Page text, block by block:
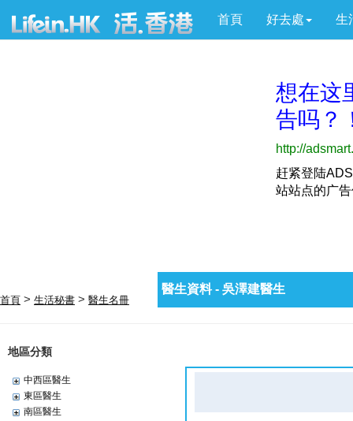
首頁 好去處 生
首頁 > 生活秘書 > 醫生名冊
地區分類
中西區醫生
東區醫生
南區醫生
醫生資料 - 吳澤建醫生